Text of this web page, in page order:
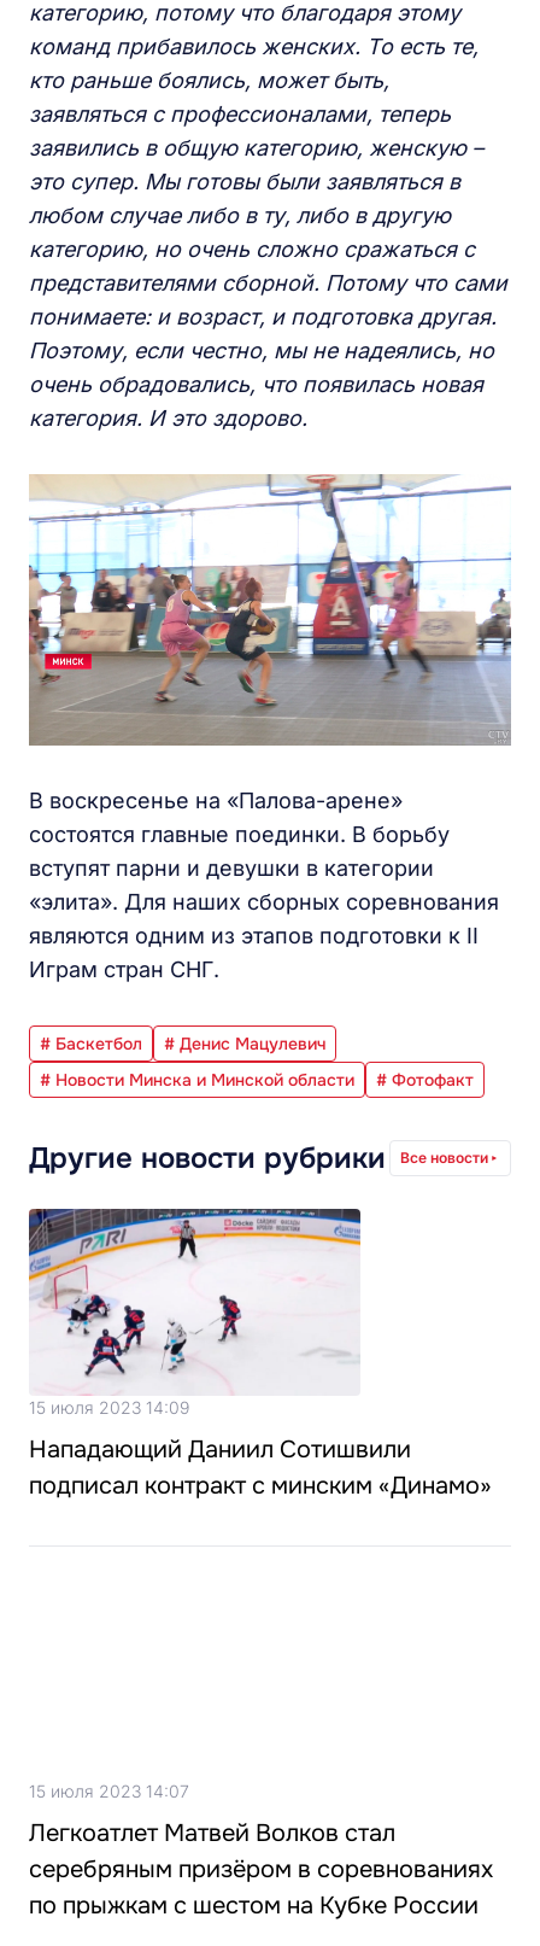
категорию, потому что благодаря этому
команд прибавилось женских. То есть те,
кто раньше боялись, может быть,
заявляться с профессионалами, теперь
заявились в общую категорию, женскую –
это супер. Мы готовы были заявляться в
любом случае либо в ту, либо в другую
категорию, но очень сложно сражаться с
представителями сборной. Потому что сами
понимаете: и возраст, и подготовка другая.
Поэтому, если честно, мы не надеялись, но
очень обрадовались, что появилась новая
категория. И это здорово.
В воскресенье на «Палова-арене»
состоятся главные поединки. В борьбу
вступят парни и девушки в категории
«элита». Для наших сборных соревнования
являются одним из этапов подготовки к II
Играм стран СНГ.
# Баскетбол
# Денис Мацулевич
# Новости Минска и Минской области
# Фотофакт
Другие новости рубрики Все новости
15 июля 2023 14:09
Нападающий Даниил Сотишвили
подписал контракт с минским «Динамо»
15 июля 2023 14:07
Легкоатлет Матвей Волков стал
серебряным призёром в соревнованиях
по прыжкам с шестом на Кубке России